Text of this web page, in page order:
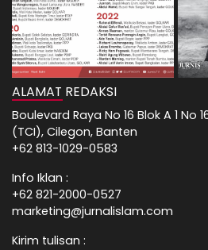
ALAMAT REDAKSI
Boulevard Raya No 16 Blok A 1 No
(TCI), Cilegon, Banten
+62 813-1029-0583
Info Iklan :
+62 821-2000-0527
marketing@jurnalislam.com
Kirim tulisan :